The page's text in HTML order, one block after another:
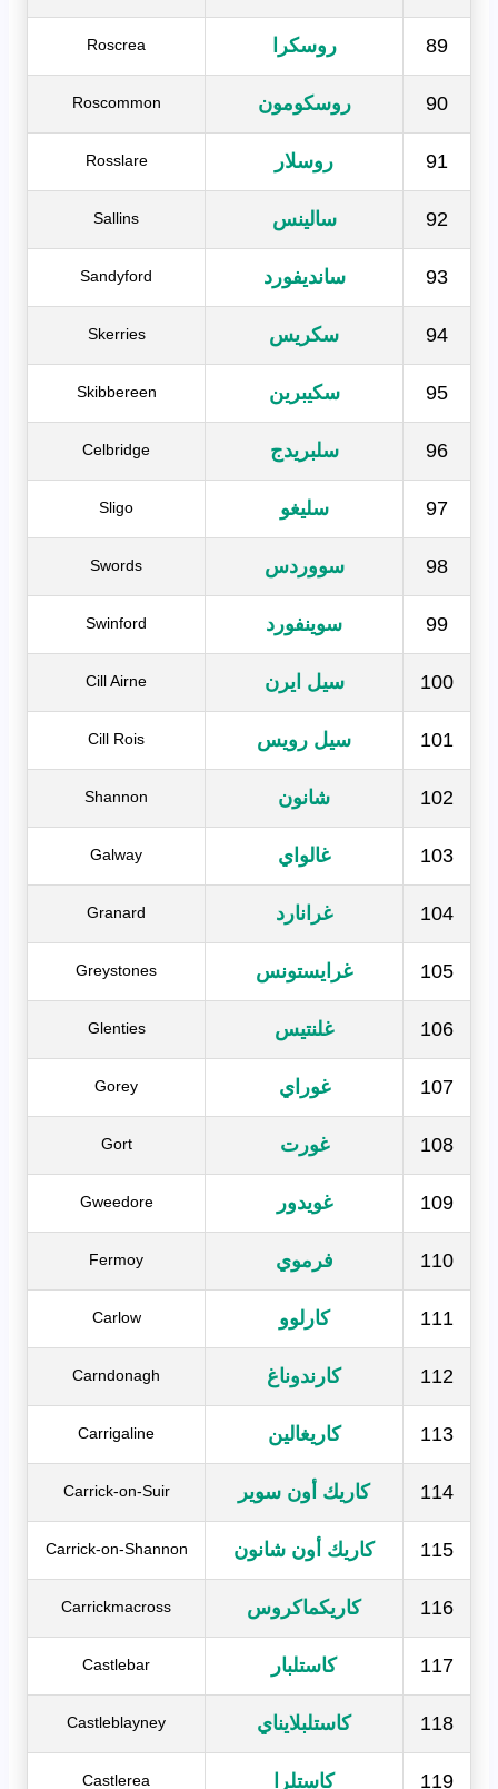
89 روسكرا Roscrea
90 روسكومون Roscommon
91 روسلار Rosslare
92 سالينس Sallins
93 سانديفورد Sandyford
94 سكريس Skerries
95 سكيبرين Skibbereen
96 سلبريدج Celbridge
97 سليغو Sligo
98 سووردس Swords
99 سوينفورد Swinford
100 سيل ايرن Cill Airne
101 سيل رويس Cill Rois
102 شانون Shannon
103 غالواي Galway
104 غرانارد Granard
105 غرايستونس Greystones
106 غلنتيس Glenties
107 غوراي Gorey
108 غورت Gort
109 غويدور Gweedore
110 فرموي Fermoy
111 كارلوو Carlow
112 كارندوناغ Carndonagh
113 كاريغالين Carrigaline
114 كاريك أون سوير Carrick-on-Suir
115 كاريك أون شانون Carrick-on-Shannon
116 كاريكماكروس Carrickmacross
117 كاستلبار Castlebar
118 كاستلبلايناي Castleblayney
119 كاستلرا Castlerea